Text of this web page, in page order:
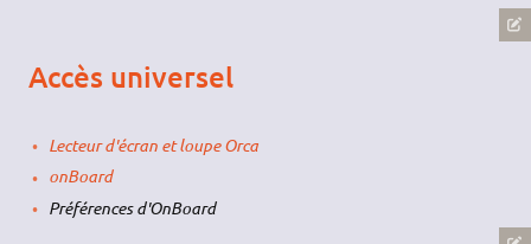
Accès universel
Lecteur d'écran et loupe Orca
onBoard
Préférences d'OnBoard